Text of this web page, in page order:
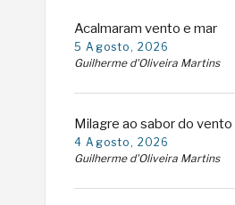
Acalmaram vento e mar
5 Agosto, 2026
Guilherme d'Oliveira Martins
Milagre ao sabor do vento
4 Agosto, 2026
Guilherme d'Oliveira Martins